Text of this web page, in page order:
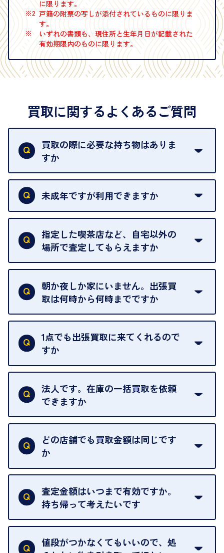
に限ります。
※2 戸籍の附票の写しが添付されているものに限りま
す。
※
いずれの書類も、現住所と生年月日が記載された
有効期限内のものに限ります。
買取に関するよくあるご質問
買取の際に必要な持ち物はありま
すか
本人確認書類をご用意ください。ご利用になれる書
類はこちらをご確認ください。
未成年ですが利用できますか
18歳未満の方は、保護者の同意があってもご利用い
ただけません。
指定した喫茶店など、自宅以外の
場所で査定してもらえますか
ご自宅以外での査定はお引き受けできません。ご指
定のお店や、ほかのお客様への迷惑となることが考
えられるためです。
朝か夜しか家にいません。出張買
取は何時から何時までですか
ご訪問可能時間は、10時から19時です。
ただし、お品物の種類や量によっては対応させてい
ただくことがあります。
1点でも出張買取に来てくれるので
すか
はい。1点でもお伺いします。
法人です。在庫の一括買取を依頼
できますか
はい。喜んで承ります。出張買取をご利用くださ
い。
ご指定の場所にお伺いします。
どの店舗でも買取金額は同じです
か
はい。全店舗一律です。
ただし、中古市場は日々変動するため、査定した日
によって査定額が変わることはございます。
査定金額はいつまで有効ですか。
持ち帰って考えたいです
査定額は当日限り有効です。
中古市場が日々変動するため、翌日には査定額が変
値段がつかなくてもいいので、処